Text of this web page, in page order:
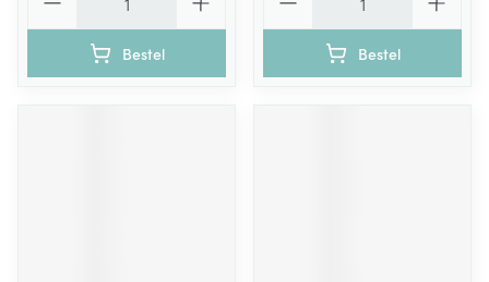
Bestel Bestel